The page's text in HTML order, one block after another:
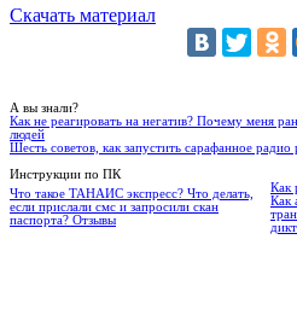
Скачать материал
А вы знали?
Как не реагировать на негатив? Почему меня
людей
Шесть советов, как запустить сарафанное
Инструкции по ПК
Что такое ТАНАИС экспресс? Что делать,
если прислали смс и запросили скан
паспорта? Отзывы
Как
Как